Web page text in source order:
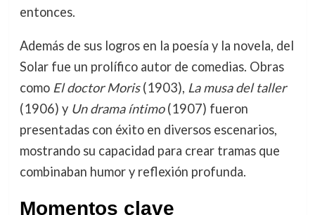
entonces.
Además de sus logros en la poesía y la novela, del
Solar fue un prolífico autor de comedias. Obras
como El doctor Moris(1903), La musa del taller
(1906) y Un drama íntimo(1907) fueron
presentadas con éxito en diversos escenarios,
mostrando su capacidad para crear tramas que
combinaban humor y reflexión profunda.
Momentos clave